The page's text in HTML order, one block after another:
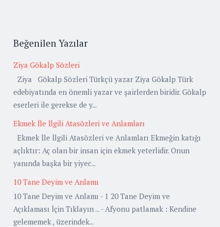
Beğenilen Yazılar
Ziya Gökalp Sözleri
Ziya Gökalp Sözleri Türkçü yazar Ziya Gökalp Türk
edebiyatında en önemli yazar ve şairlerden biridir. Gökalp
eserleri ile gerekse de y...
Ekmek İle İlgili Atasözleri ve Anlamları
Ekmek İle İlgili Atasözleri ve Anlamları Ekmeğin katığı
açlıktır: Aç olan bir insan için ekmek yeterlidir. Onun
yanında başka bir yiyec...
10 Tane Deyim ve Anlamı
10 Tane Deyim ve Anlamı - 1 20 Tane Deyim ve
Açıklaması İçin Tıklayın ... - Afyonu patlamak : Kendine
gelememek , üzerindek...